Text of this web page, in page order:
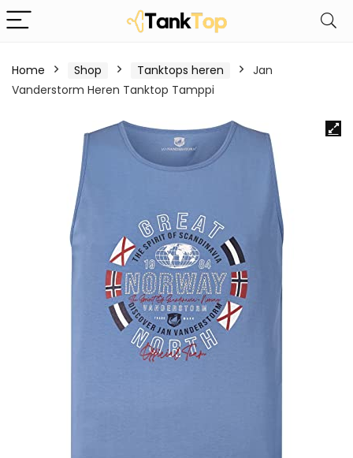
Home Shop Tanktops heren
Jan
Vanderstorm Heren Tanktop Tamppi